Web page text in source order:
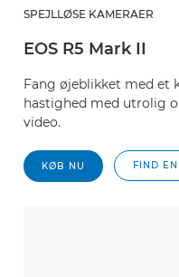
SPEJLLØSE KAMERAER
EOS R5 Mark II
Fang øjeblikket med et
hastighed med utrolig
video.
KØB NU FIND